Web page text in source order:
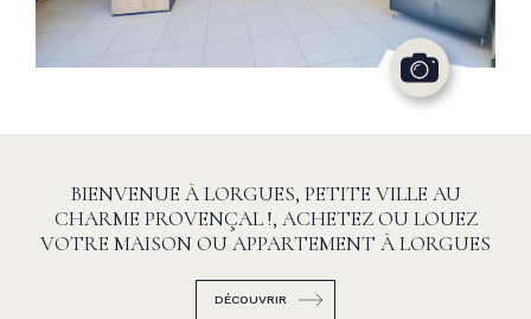
BIENVENUE À LORGUES, PETITE VILLE AU
CHARME PROVENÇAL !, ACHETEZ OU LOUEZ
VOTRE MAISON OU APPARTEMENT À LORGUES
DÉCOUVRIR